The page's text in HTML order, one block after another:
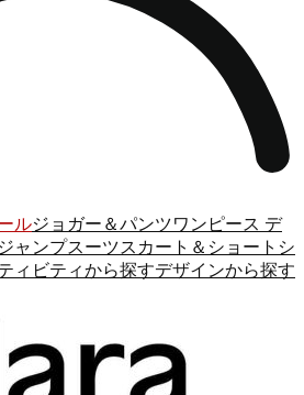
ルジョガー＆パンツワンピース デ
ジャンプスーツスカート＆ショート シ
ィビティから探すデザインから探す